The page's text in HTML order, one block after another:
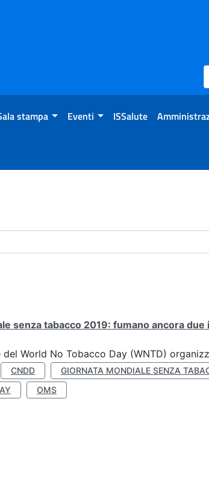
stampa Eventi ISSalute
senza tabacco 2019: fumano ancora due
del World No Tobacco Day (WNTD)
CNDD
GIORNATA MONDIALE SENZA
OMS